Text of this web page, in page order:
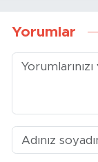
Yorumlar